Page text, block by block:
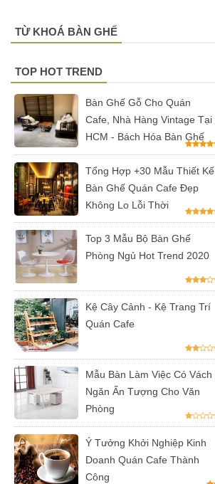
công, sân
Set bàn ghế
tiếp khách
văn phòng
ghế bọc vải
màu xám
Bộ bàn ghế
tiếp khách
spa, nail,
studio, văn
phòng, căn
hộ màu
hồng
Ghế
gaming, ghế
đẹp giá tốt
tại HCM
TỪ KHOÁ BÀN GHẾ
TOP HOT TREND
Bàn Ghế Gỗ Cho Quán
Cafe, Nhà Hàng Vintage Tại
HCM - Bách Hóa Bàn Ghế
Tổng Hợp +30 Mẫu Thiết Kế
Bàn Ghế Quán Cafe Đẹp
Không Lo Lỗi Thời
Top 3 Mẫu Bộ Bàn Ghế
Phòng Ngủ Hot Trend 2020
Kệ Cây Cảnh - Kệ Trang Trí
Quán Cafe
Mẫu Bàn Làm Việc Có Vách
Ngăn Ấn Tượng Cho Văn
Phòng
Ý Tưởng Khởi Nghiệp Kinh
Doanh Quán Cafe Thành
Công